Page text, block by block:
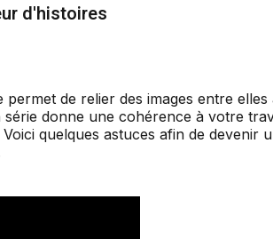
d'histoires
de relier des images entre
donne une cohérence à votre
quelques astuces afin de devenir